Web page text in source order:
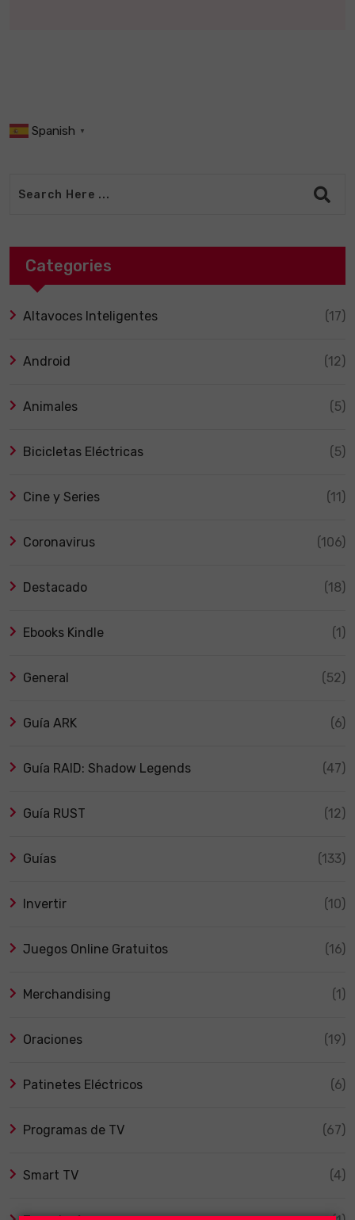
Spanish ▼
Categories
Altavoces Inteligentes (17)
Android (12)
Animales (5)
Bicicletas Eléctricas (5)
Cine y Series (11)
Coronavirus (106)
Destacado (18)
Ebooks Kindle (1)
General (52)
Guía ARK (6)
Guía RAID: Shadow Legends (47)
Guía RUST (12)
Guías (133)
Invertir (10)
Juegos Online Gratuitos (16)
Merchandising (1)
Oraciones (19)
Patinetes Eléctricos (6)
Programas de TV (67)
Smart TV (4)